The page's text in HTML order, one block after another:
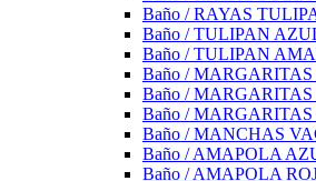
Baño / RAYAS
Baño / TULIPAN
Baño / TULIPAN
Baño /
Baño /
Baño /
Baño / MANCHAS
Baño / AMAPOLA
Baño / AMAPOLA